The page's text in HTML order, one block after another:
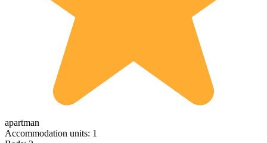
apartman
Accommodation units: 1